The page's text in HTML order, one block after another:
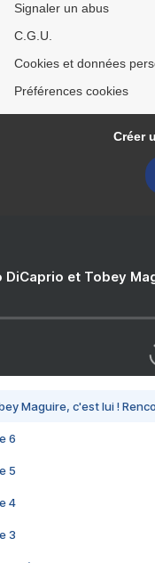
Signaler un abus
C.G.U.
Cookies et données
Préférences cookies
Créer
DiCaprio et Tobey
Maguire, c'est lui !
6
5
4
3